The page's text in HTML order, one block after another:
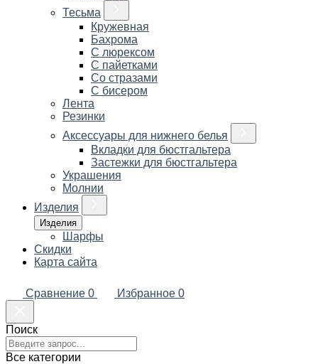
Тесьма
Кружевная
Бахрома
С люрексом
С пайетками
Со стразами
С бисером
Лента
Резинки
Аксессуары для нижнего белья
Вкладки для бюстгальтера
Застежки для бюстгальтера
Украшения
Молнии
Изделия
Изделия
Шарфы
Скидки
Карта сайта
Сравнение 0 Избранное 0
Поиск
Все категории